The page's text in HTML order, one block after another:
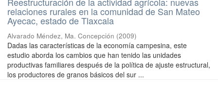
relaciones rurales en la comunidad de San Mateo
Ayecac, estado de Tlaxcala
Alvarado Méndez, Ma. Concepción (2009)
Dadas las características de la economía campesina, este
estudio aborda los cambios que han tenido las unidades
productivas familiares después de la política de ajuste estructural,
los productores de granos básicos del sur ...